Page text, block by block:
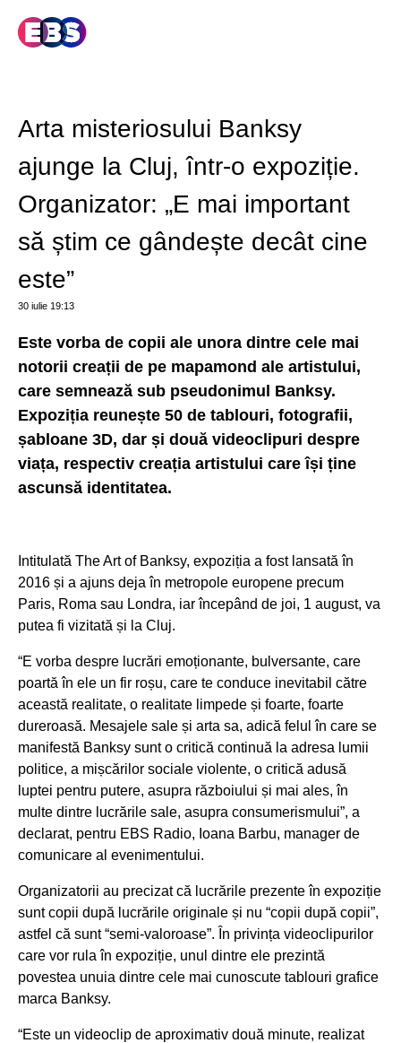
Arta misteriosului Banksy
ajunge la Cluj, într-o expoziție.
Organizator: „E mai important
să știm ce gândește decât cine
este”
30 iulie 19:13
Este vorba de copii ale unora dintre cele mai
notorii creații de pe mapamond ale artistului,
care semnează sub pseudonimul Banksy.
Expoziția reunește 50 de tablouri, fotografii,
șabloane 3D, dar și două videoclipuri despre
viața, respectiv creația artistului care își ține
ascunsă identitatea.
Intitulată The Art of Banksy, expoziția a fost lansată în
2016 și a ajuns deja în metropole europene precum
Paris, Roma sau Londra, iar începând de joi, 1 august, va
putea fi vizitată și la Cluj.
“E vorba despre lucrări emoționante, bulversante, care
poartă în ele un fir roșu, care te conduce inevitabil către
această realitate, o realitate limpede și foarte, foarte
dureroasă. Mesajele sale și arta sa, adică felul în care se
manifestă Banksy sunt o critică continuă la adresa lumii
politice, a mișcărilor sociale violente, o critică adusă
luptei pentru putere, asupra războiului și mai ales, în
multe dintre lucrările sale, asupra consumerismului”, a
declarat, pentru EBS Radio, Ioana Barbu, manager de
comunicare al evenimentului.
Organizatorii au precizat că lucrările prezente în expoziție
sunt copii după lucrările originale și nu “copii după copii”,
astfel că sunt “semi-valoroase”. În privința videoclipurilor
care vor rula în expoziție, unul dintre ele prezintă
povestea unuia dintre cele mai cunoscute tablouri grafice
marca Banksy.
“Este un videoclip de aproximativ două minute, realizat